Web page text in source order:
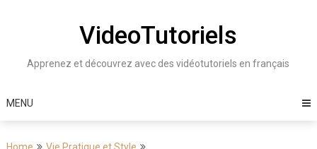
VideoTutoriels
Apprenez et découvrez avec des vidéotutoriels en français
MENU